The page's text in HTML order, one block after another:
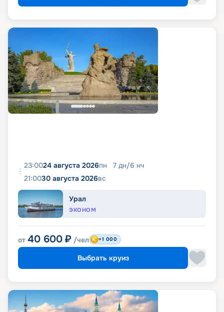
23:0024 августа 2026пн 7 дн/6 нч
21:0030 августа 2026вс
Урал
ЭКОНОМ
от 40 600 ₽ /чел +1 000
Выбрать круиз